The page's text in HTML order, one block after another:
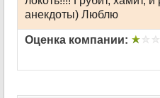
анекдоты) Люблю
Оценка компании: